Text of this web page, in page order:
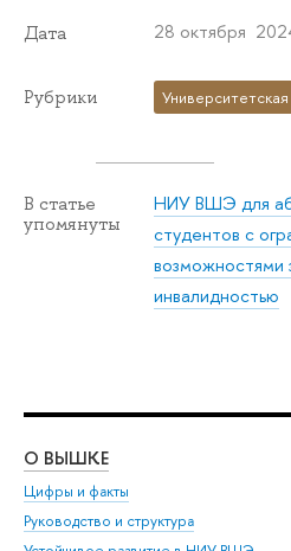
Дата 28 октября
Рубрики Университетская
В статье
упомянуты
НИУ ВШЭ для
студентов с
возможностями
инвалидностью
О ВЫШКЕ
Цифры и факты
Руководство и структура